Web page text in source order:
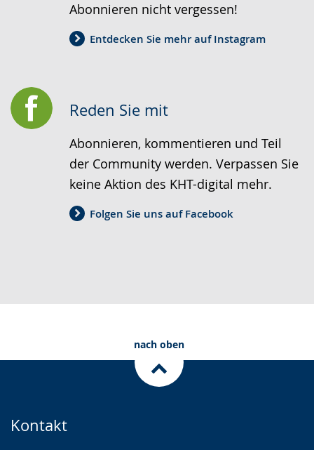
Abonnieren nicht vergessen!
Entdecken Sie mehr auf Instagram
Reden Sie mit
Abonnieren, kommentieren und Teil
der Community werden. Verpassen Sie
keine Aktion des KHT-digital mehr.
Folgen Sie uns auf Facebook
nach oben
Kontakt